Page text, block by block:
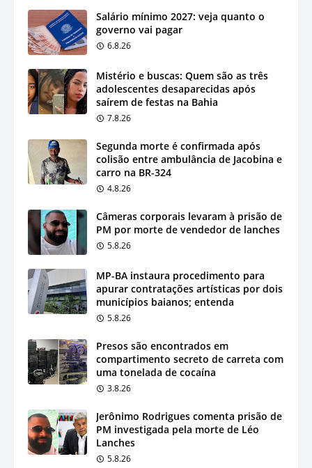
Salário mínimo 2027: veja quanto o
governo vai pagar
6.8.26
Mistério e buscas: Quem são as três
adolescentes desaparecidas após
saírem de festas na Bahia
7.8.26
Segunda morte é confirmada após
colisão entre ambulância de Jacobina e
carro na BR-324
4.8.26
Câmeras corporais levaram à prisão de
PM por morte de vendedor de lanches
5.8.26
MP-BA instaura procedimento para
apurar contratações artísticas por dois
municípios baianos; entenda
5.8.26
Presos são encontrados em
compartimento secreto de carreta com
uma tonelada de cocaína
3.8.26
Jerônimo Rodrigues comenta prisão de
PM investigada pela morte de Léo
Lanches
5.8.26